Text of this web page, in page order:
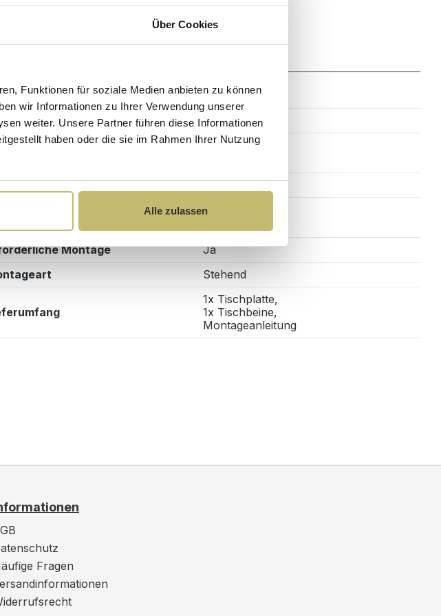
Über Cookies
Funktionen für soziale Medien anbieten zu können
wir Informationen zu Ihrer Verwendung unserer
weiter. Unsere Partner führen diese Informationen
haben oder die sie im Rahmen Ihrer Nutzung
Alle zulassen
Versandkosten Zahlung
Tischplatte Eiche weiß
Form Rechteckig
& Lieferung
Montage
Ja
Stehend
1x Tischplatte,
1x Tischbeine,
Montageanleitung
Fragen